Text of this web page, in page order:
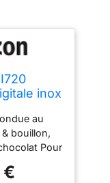
inox
au
bouillon,
Pour
€